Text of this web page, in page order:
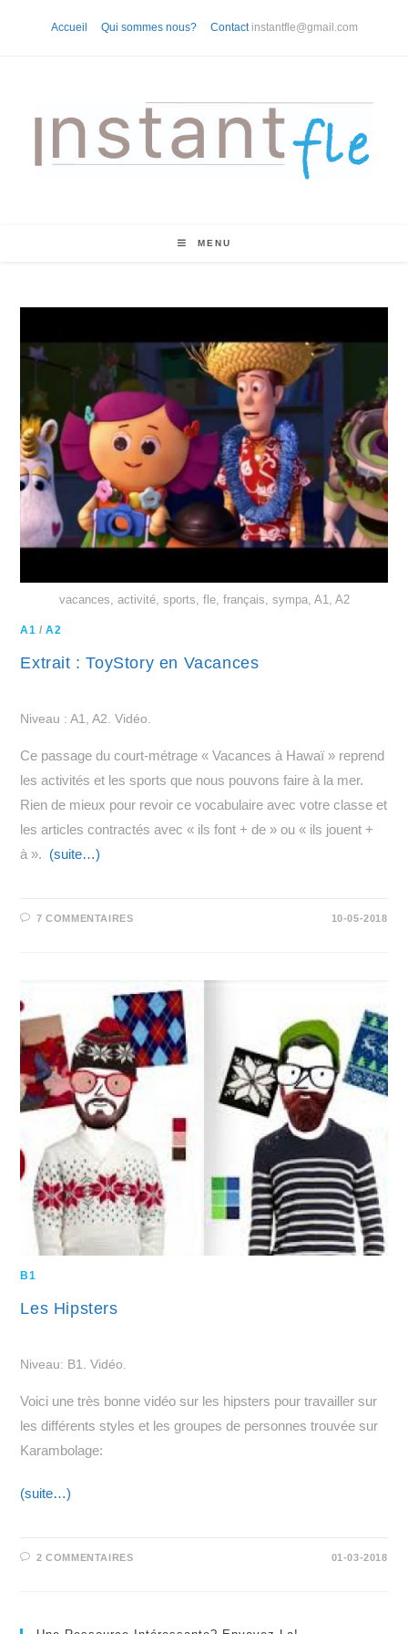
Accueil Qui sommes nous? Contact instantfle@gmail.com
MENU
vacances, activité, sports, fle, français, sympa, A1, A2
A1 /A2
Extrait : ToyStory en Vacances
Niveau : A1, A2. Vidéo.
Ce passage du court-métrage « Vacances à Hawaï » reprend
les activités et les sports que nous pouvons faire à la mer.
Rien de mieux pour revoir ce vocabulaire avec votre classe et
les articles contractés avec « ils font + de » ou « ils jouent +
à ». (suite…)
7 COMMENTAIRES 10-05-2018
B1
Les Hipsters
Niveau: B1. Vidéo.
Voici une très bonne vidéo sur les hipsters pour travailler sur
les différents styles et les groupes de personnes trouvée sur
Karambolage:
(suite…)
2 COMMENTAIRES 01-03-2018